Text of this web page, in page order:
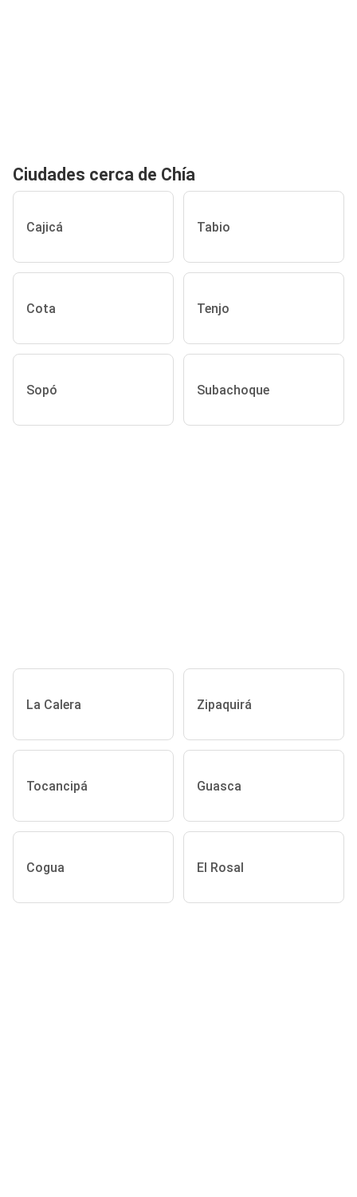
Ciudades cerca de Chía
Cajicá Tabio
Cota Tenjo
Sopó Subachoque
La Calera Zipaquirá
Tocancipá Guasca
Cogua El Rosal